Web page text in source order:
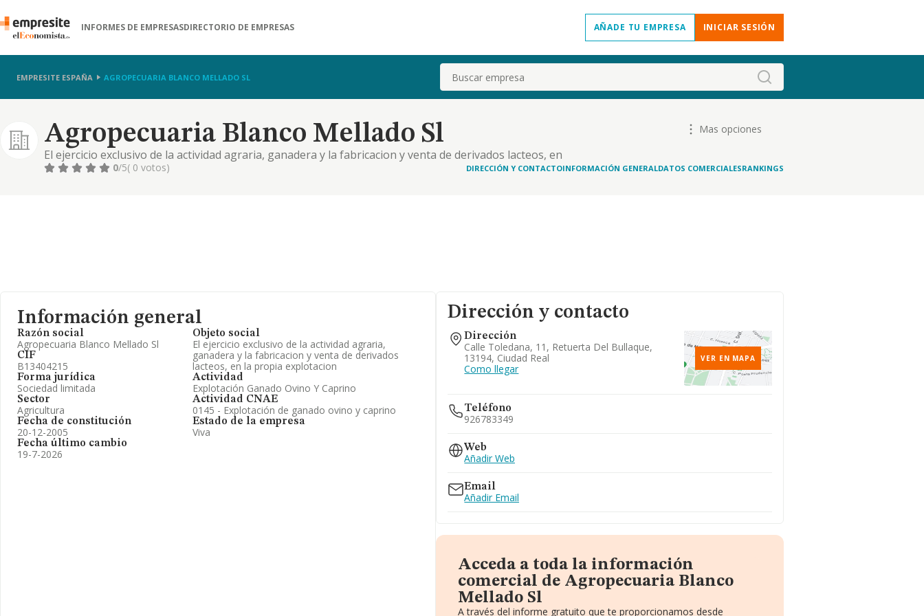
INFORMES DE EMPRESASDIRECTORIO DE EMPRESAS AÑADE TU EMPRESA INICIAR SESIÓN
EMPRESITE ESPAÑA AGROPECUARIA BLANCO MELLADO SL Buscar
Agropecuaria Blanco Mellado Sl
El ejercicio exclusivo de la actividad agraria, ganadera y la fabricacion y venta de derivados lacteos, en
la propia explotacion
Mas opciones
0/5( 0 votos) DIRECCIÓN Y CONTACTOINFORMACIÓN GENERALDATOS COMERCIALESRANKINGS
Información general
Razón social
Agropecuaria Blanco Mellado Sl
CIF
B13404215
Forma jurídica
Sociedad limitada
Sector
Agricultura
Fecha de constitución
20-12-2005
Fecha último cambio
19-7-2026
Objeto social
El ejercicio exclusivo de la actividad agraria,
ganadera y la fabricacion y venta de derivados
lacteos, en la propia explotacion
Actividad
Explotación Ganado Ovino Y Caprino
Actividad CNAE
0145 - Explotación de ganado ovino y caprino
Estado de la empresa
Viva
Dirección y contacto
Dirección
Calle Toledana, 11, Retuerta Del Bullaque,
13194, Ciudad Real
Como llegar
VER EN MAPA
Teléfono
926783349
Web
Añadir Web
Email
Añadir Email
Acceda a toda la información
comercial de Agropecuaria Blanco
Mellado Sl
A través del informe gratuito que te proporcionamos desde